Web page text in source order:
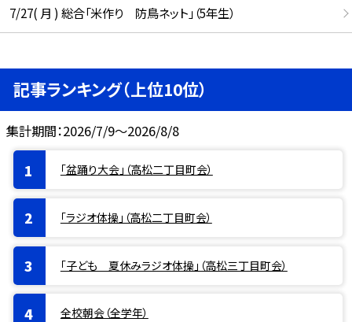
7/27( 月 ) 総合「米作り 防鳥ネット」（5年生）
記事ランキング（上位10位）
集計期間：2026/7/9～2026/8/8
「盆踊り大会」（高松二丁目町会）
「ラジオ体操」（高松二丁目町会）
「子ども 夏休みラジオ体操」（高松三丁目町会）
全校朝会（全学年）